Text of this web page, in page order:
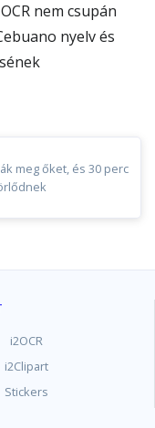
nem csupán
nyelv és
meg őket, és 30 perc
i2OCR
i2Clipart
Stickers